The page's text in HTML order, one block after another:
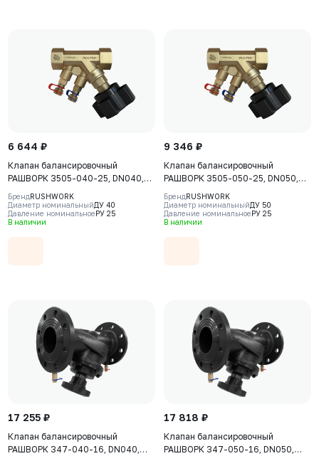
6 644 ₽
Клапан балансировочный
РАШВОРК 3505-040-25, DN040,
PN25, корпус - CW617N, клапан -
CW617N, уплотнение - PTFE, ВР/
ВР, BSPP
БрендRUSHWORK
Диаметр номинальныйДУ 40
Давление номинальноеРУ 25
В наличии
9 346 ₽
Клапан балансировочный
РАШВОРК 3505-050-25, DN050,
PN25, корпус - CW617N, клапан -
CW617N, уплотнение - PTFE, ВР/
ВР, BSPP
БрендRUSHWORK
Диаметр номинальныйДУ 50
Давление номинальноеРУ 25
В наличии
17 255 ₽
Клапан балансировочный
РАШВОРК 347-040-16, DN040,
17 818 ₽
Клапан балансировочный
РАШВОРК 347-050-16, DN050,